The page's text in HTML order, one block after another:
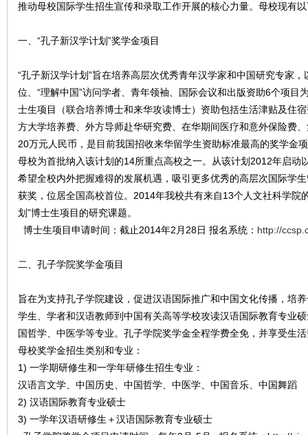
推动母校国际学生招生宣传和录取工作开展的核心力量。母校现有
一、“孔子新汉学计划”奖学金项目
“孔子新汉学计划”旨在培养高层次优秀青年汉学家和中国研究专家
位、“理解中国”访问学者、青年领袖、国际会议和出版资助6个项目
士生项目（联合培养博士和来华攻读博士）资助包括生活津贴及住
方大学培养费、外方导师赴华研究费、在华期间医疗和意外保险费
20万元人民币，是目前我国招收来华留学生资助标准最高的奖学金
母校为首批纳入该计划的14所重点高校之一。从该计划2012年启动
希望全校内外把握难得的发展机遇，吸引更多优秀的高层次国际学
获奖，位居全国高校首位。2014年我校共有来自13个人文社科学院
划”博士生项目的研究课题。
博士生项目申请时间：截止2014年2月28日 报名系统： http://
二、孔子学院奖学金项目
旨在为支持孔子学院建设，促进汉语国际推广和中国文化传播，培
学生、学者和汉语教师到中国有关高等学校攻读汉语国际教育专业
国哲学、中医学等专业。孔子学院奖学金全程学费全免，并享受生
母校奖学金招生类别和专业：
1) 一学期研修生和一学年研修生招生专业：
汉语言文学、中国历史、中国哲学、中医学、中国音乐、中国舞蹈
2) 汉语国际教育专业硕士
3) 一学年汉语研修生＋汉语国际教育专业硕士